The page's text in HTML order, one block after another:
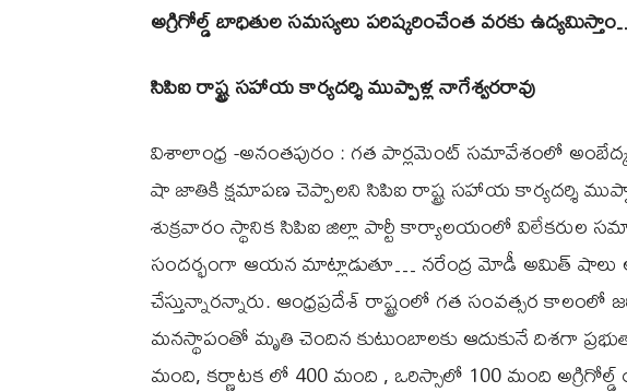
అగ్రిగోల్డ్ బాధితుల సమస్యలు పరిష్కరించేంత వరకు
సిపిఐ రాష్ట్ర సహాయ కార్యదర్శి ముప్పాళ్ల నాగేశ్వరరావు
విశాలాంధ్ర -అనంతపురం : గత పార్లమెంట్ సమావేశంలో
షా జాతికి క్షమాపణ చెప్పాలని సిపిఐ రాష్ట్ర సహాయ కార్యదర్శి
శుక్రవారం స్థానిక సిపిఐ జిల్లా పార్టీ కార్యాలయంలో విలేకరుల
సందర్భంగా ఆయన మాట్లాడుతూ… నరేంద్ర మోడీ అమిత్
చేస్తున్నారన్నారు. ఆంధ్రప్రదేశ్ రాష్ట్రంలో గత సంవత్సర
మనస్థాపంతో మృతి చెందిన కుటుంబాలకు ఆదుకునే దిశగా
మంది, కర్ణాటక లో 400 మంది , ఒరిస్సాలో 100 మంది